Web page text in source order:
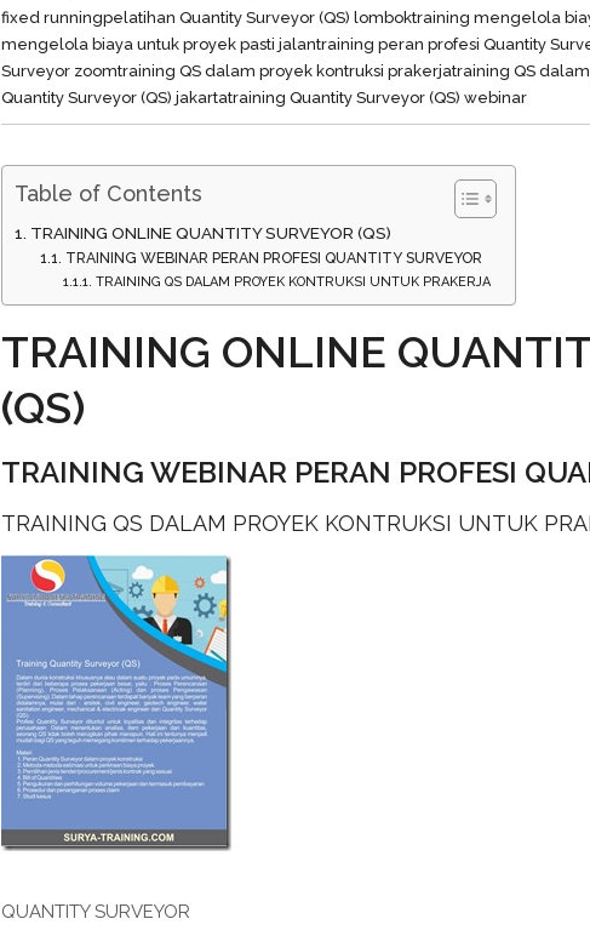
fixed runningpelatihan Quantity Surveyor (QS) lomboktraining mengelola
mengelola biaya untuk proyek pasti jalantraining peran profesi Quantity
Surveyor zoomtraining QS dalam proyek kontruksi prakerjatraining QS
Quantity Surveyor (QS) jakartatraining Quantity Surveyor (QS) webinar
Table of Contents
TRAINING ONLINE QUANTITY SURVEYOR (QS)
TRAINING WEBINAR PERAN PROFESI QUANTITY SURVEYOR
TRAINING QS DALAM PROYEK KONTRUKSI UNTUK PRAKERJA
TRAINING ONLINE
(QS)
TRAINING WEBINAR PERAN PROFESI
TRAINING QS DALAM PROYEK KONTRUKSI UNTUK
QUANTITY SURVEYOR